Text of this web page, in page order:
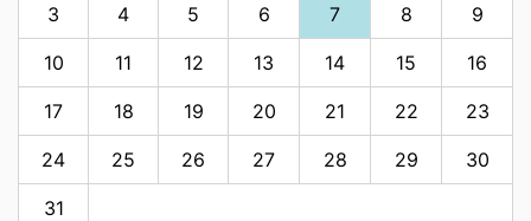
3 4 5 6 7 8 9
10 11 12 13 14 15 16
17 18 19 20 21 22 23
24 25 26 27 28 29 30
31